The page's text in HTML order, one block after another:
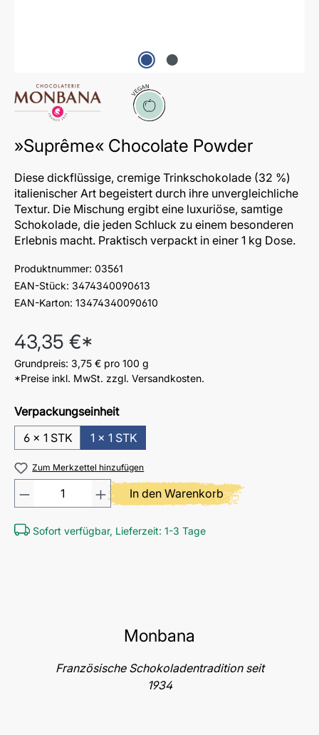
Vegan
»Suprême« Chocolate Powder
Diese dickflüssige, cremige Trinkschokolade (32 %)
italienischer Art begeistert durch ihre unvergleichliche
Textur. Die Mischung ergibt eine luxuriöse, samtige
Schokolade, die jeden Schluck zu einem besonderen
Erlebnis macht. Praktisch verpackt in einer 1 kg Dose.
Produktnummer: 03561
EAN-Stück: 3474340090613
EAN-Karton: 13474340090610
Regulärer Preis:
43,35 €*
Grundpreis: 3,75 € pro 100 g
*Preise inkl. MwSt. zzgl. Versandkosten.
Verpackungseinheit
6 x 1 STK
1 x 1 STK
Zum Merkzettel hinzufügen
Produkt Anzahl: Gib den
In den Warenkorb
Sofort verfügbar, Lieferzeit: 1-3 Tage
Monbana
Französische Schokoladentradition seit
1934